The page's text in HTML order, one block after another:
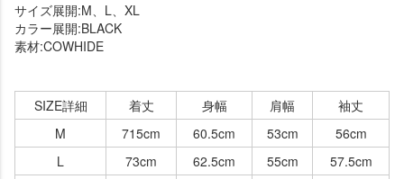
サイズ展開:M、L、XL
カラー展開:BLACK
素材:COWHIDE
SIZE詳細 着丈 身幅 肩幅
袖丈
M
715cm 60.5cm 53cm
56cm
L
73cm 62.5cm 55cm
57.5cm